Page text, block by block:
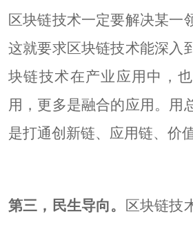
区块链技术一定要解决某一
这就要求区块链技术能深入
块链技术在产业应用中，
用，更多是融合的应用。用
是打通创新链、应用链、价值
第三，民生导向。
区块链技